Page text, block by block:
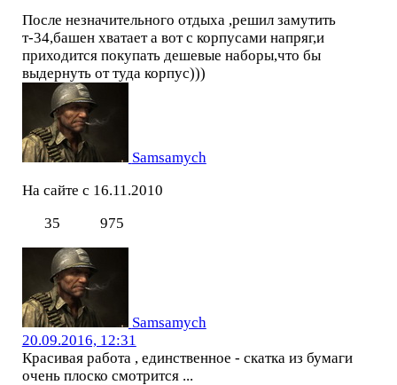
После незначительного отдыха ,решил замутить
т-34,башен хватает а вот с корпусами напряг,и
приходится покупать дешевые наборы,что бы
выдернуть от туда корпус)))
Samsamych
На сайте с 16.11.2010
35
975
Samsamych
20.09.2016, 12:31
Красивая работа , единственное - скатка из бумаги
очень плоско смотрится ...